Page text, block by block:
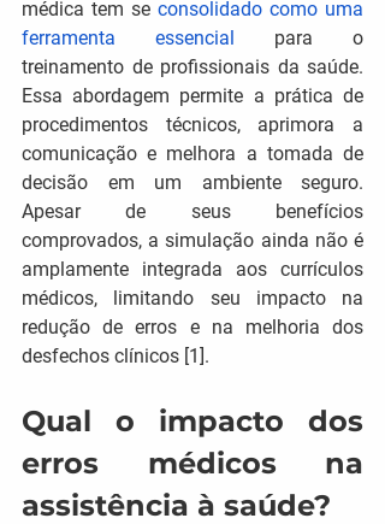
médica tem se consolidado como uma
ferramenta essencial para o
treinamento de profissionais da saúde.
Essa abordagem permite a prática de
procedimentos técnicos, aprimora a
comunicação e melhora a tomada de
decisão em um ambiente seguro.
Apesar de seus benefícios
comprovados, a simulação ainda não é
amplamente integrada aos currículos
médicos, limitando seu impacto na
redução de erros e na melhoria dos
desfechos clínicos [1].
Qual o impacto dos
erros médicos na
assistência à saúde?